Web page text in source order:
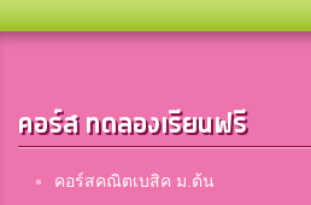
คอร์ส ทดลองเรียนฟรี
คอร์สคณิตเบสิค ม.ต้น